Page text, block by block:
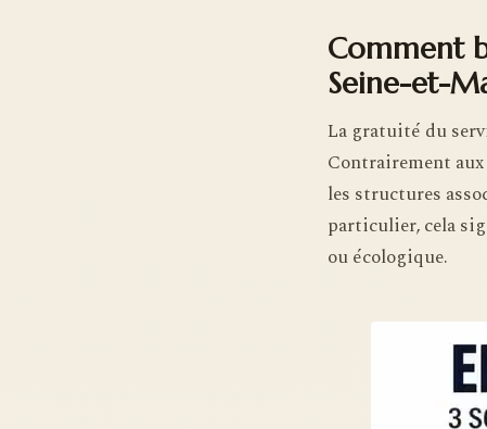
Comment
Seine-et-
La gratuité du
Contrairement
les structures
particulier, cela
ou écologique.